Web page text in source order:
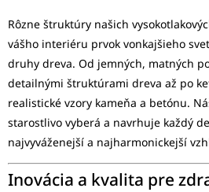
Rôzne štruktúry našich
vášho interiéru prvok vonkajšieho
druhy dreva. Od jemných, matných
detailnými štruktúrami dreva až po
realistické vzory kameňa a betónu.
starostlivo vyberá a navrhuje každý
najvyváženejší a najharmonickejší
Inovácia a kvalita pre